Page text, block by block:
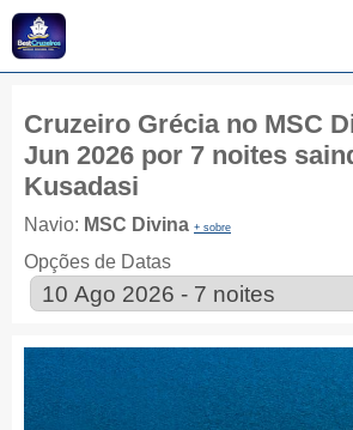
Cruzeiro Grécia no MSC
Jun 2026 por 7 noites
Kusadasi
Navio: MSC Divina + sobre
Opções de Datas